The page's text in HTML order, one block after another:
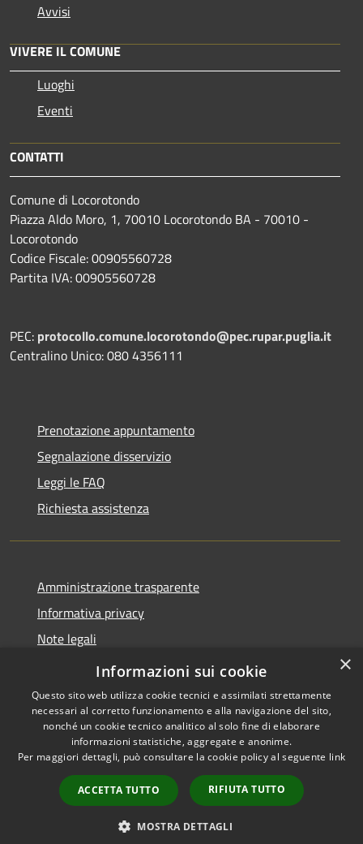
Avvisi
VIVERE IL COMUNE
Luoghi
Eventi
CONTATTI
Comune di Locorotondo
Piazza Aldo Moro, 1, 70010 Locorotondo BA - 70010 -
Locorotondo
Codice Fiscale: 00905560728
Partita IVA: 00905560728
PEC: protocollo.comune.locorotondo@pec.rupar.puglia.it
Centralino Unico: 080 4356111
Prenotazione appuntamento
Segnalazione disservizio
Leggi le FAQ
Richiesta assistenza
Amministrazione trasparente
Informativa privacy
Note legali
Dichiarazione di accessibilità
Accessibilità
Copyright © 2026 • Comune di
Locorotondo • Powered by
Municipium•
Accesso
redazione
×
Informazioni sui cookie
Questo sito web utilizza cookie tecnici e assimilati strettamente
necessari al corretto funzionamento e alla navigazione del sito,
nonché un cookie tecnico analitico al solo fine di elaborare
informazioni statistiche, aggregate e anonime.
Per maggiori dettagli, può consultare la cookie policy al seguente link
ACCETTA TUTTO RIFIUTA TUTTO
MOSTRA DETTAGLI